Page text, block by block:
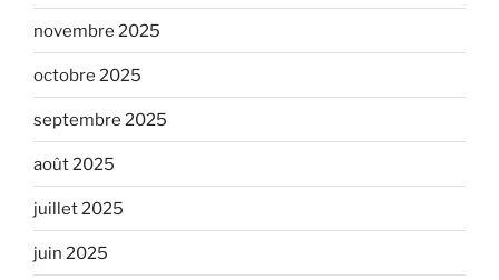
novembre 2025
octobre 2025
septembre 2025
août 2025
juillet 2025
juin 2025